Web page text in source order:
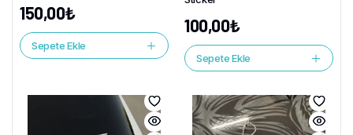
150,00₺
Sepete Ekle
100,00₺
Sepete Ekle